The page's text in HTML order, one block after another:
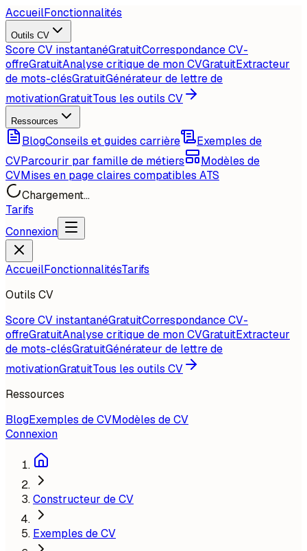
AccueilFonctionnalités
Outils CV
Score CV instantanéGratuitCorrespondance CV-
offreGratuitAnalyse critique de mon CVGratuitExtracteur
de mots-clésGratuitGénérateur de lettre de
motivationGratuitTous les outils CV
Ressources
BlogConseils et guides carrière
Exemples de
CVParcourir par famille de métiers
Modèles de
CVMises en page claires compatibles ATS
Chargement...
Tarifs
Connexion
AccueilFonctionnalitésTarifs
Outils CV
Score CV instantanéGratuitCorrespondance CV-
offreGratuitAnalyse critique de mon CVGratuitExtracteur
de mots-clésGratuitGénérateur de lettre de
motivationGratuitTous les outils CV
Ressources
BlogExemples de CVModèles de CV
Connexion
Constructeur de CV
Exemples de CV